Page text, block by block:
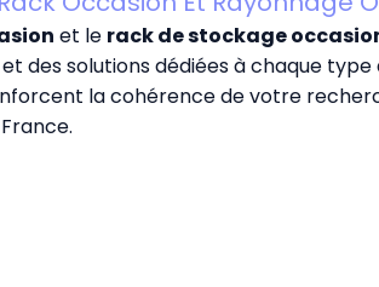
et le rack de stockage
des solutions dédiées à chaque
la cohérence de votre